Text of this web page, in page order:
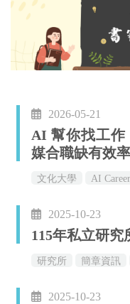
2026-05-21
AI 幫你找工作
媒合職缺有效率
文化大學 AI
2025-10-23
115年私立研究
研究所 簡章資訊
2025-10-23